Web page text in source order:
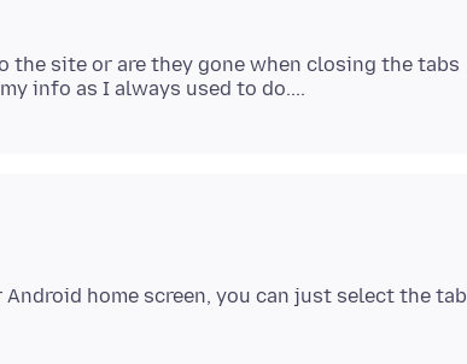
the site or are they gone when closing the tabs
home screen, you can just select the tab